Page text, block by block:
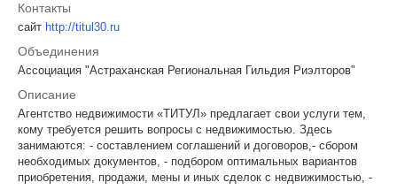
Контакты
сайт http://titul30.ru
Объединения
Ассоциация "Астраханская Региональная Гильдия Риэлторов"
Описание
Агентство недвижимости «ТИТУЛ» предлагает свои услуги тем,
кому требуется решить вопросы с недвижимостью. Здесь
занимаются: - составлением соглашений и договоров,- сбором
необходимых документов, - подбором оптимальных вариантов
приобретения, продажи, мены и иных сделок с недвижимостью, -